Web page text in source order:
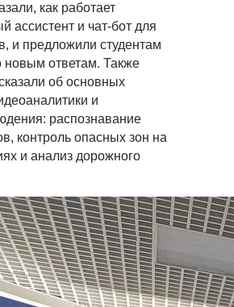
как работает
ассистент и чат-бот для
и предложили студентам
новым ответам. Также
об основных
и
распознавание
контроль опасных зон на
и анализ дорожного